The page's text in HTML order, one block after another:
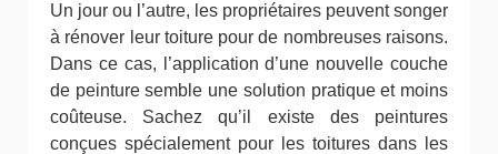
Un jour ou l’autre, les propriétaires peuvent songer
à rénover leur toiture pour de nombreuses raisons.
Dans ce cas, l’application d’une nouvelle couche
de peinture semble une solution pratique et moins
coûteuse. Sachez qu’il existe des peintures
conçues spécialement pour les toitures dans les